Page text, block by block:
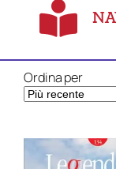
Ordina per